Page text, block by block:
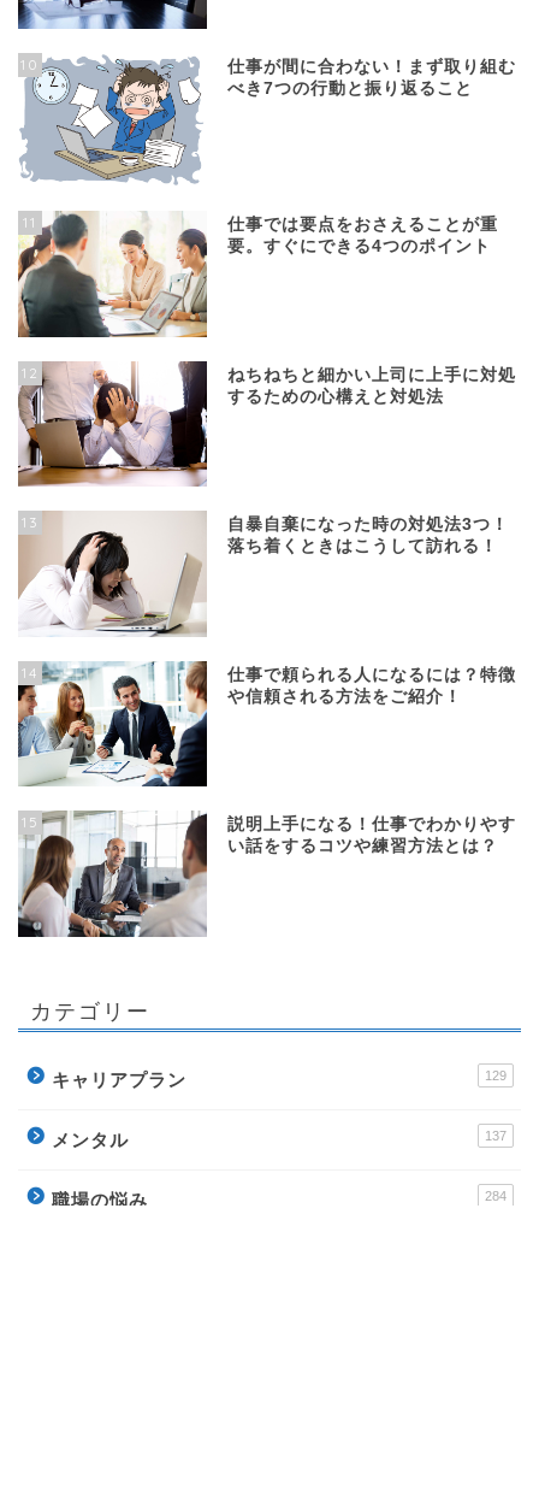
10
仕事が間に合わない！まず取り組む
べき7つの行動と振り返ること
11
仕事では要点をおさえることが重
要。すぐにできる4つのポイント
12
ねちねちと細かい上司に上手に対処
するための心構えと対処法
13
自暴自棄になった時の対処法3つ！
落ち着くときはこうして訪れる！
14
仕事で頼られる人になるには？特徴
や信頼される方法をご紹介！
15
説明上手になる！仕事でわかりやす
い話をするコツや練習方法とは？
カテゴリー
キャリアプラン 129
メンタル 137
職場の悩み 284